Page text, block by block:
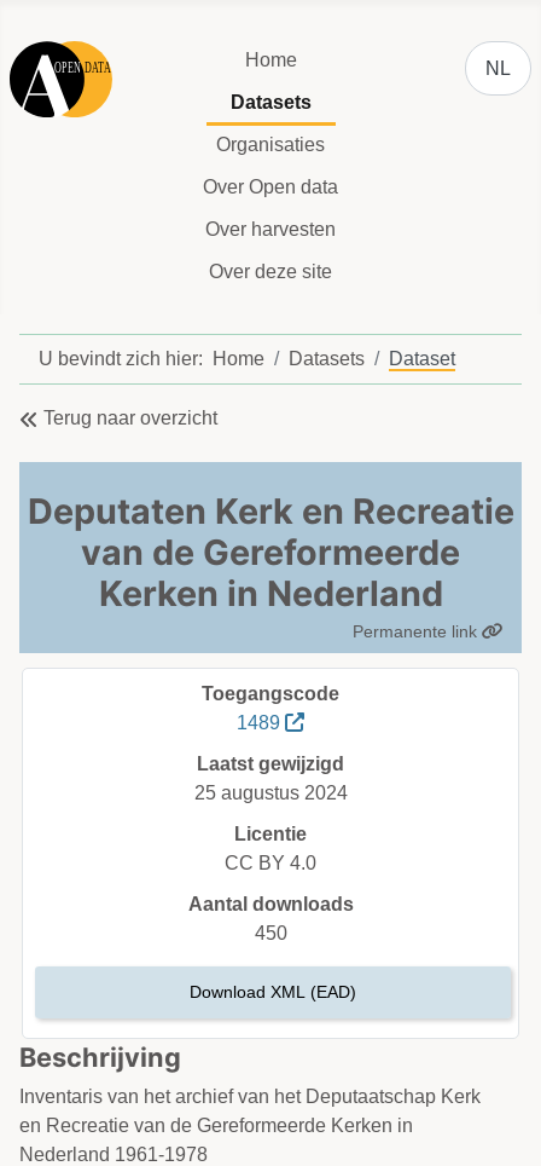
Home
Datasets
Organisaties
Over Open data
Over harvesten
Over deze site
NL
U bevindt zich hier: Home Datasets Dataset
Terug naar overzicht
Deputaten Kerk en Recreatie
van de Gereformeerde
Kerken in Nederland
Permanente link
Beschrijving
Inventaris van het archief van het Deputaatschap Kerk
en Recreatie van de Gereformeerde Kerken in
Nederland 1961-1978
Toegangscode
1489
Laatst gewijzigd
25 augustus 2024
Licentie
CC BY 4.0
Aantal downloads
450
Download XML (EAD)